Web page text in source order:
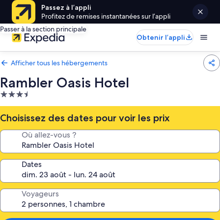
Passez à l’appli
Profitez de remises instantanées sur l’appli
Passer à la section principale
Obtenir l’appli
Afficher tous les hébergements
Rambler Oasis Hotel
Hébergement
3.5 étoiles
Choisissez des dates pour voir les prix
Où allez-vous ?
Dates
Voyageurs